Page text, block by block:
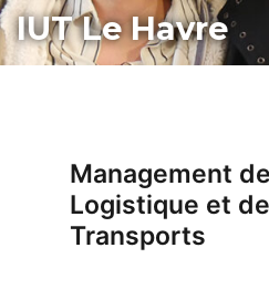
IUT Le Havre
Management
Logistique et
Transports